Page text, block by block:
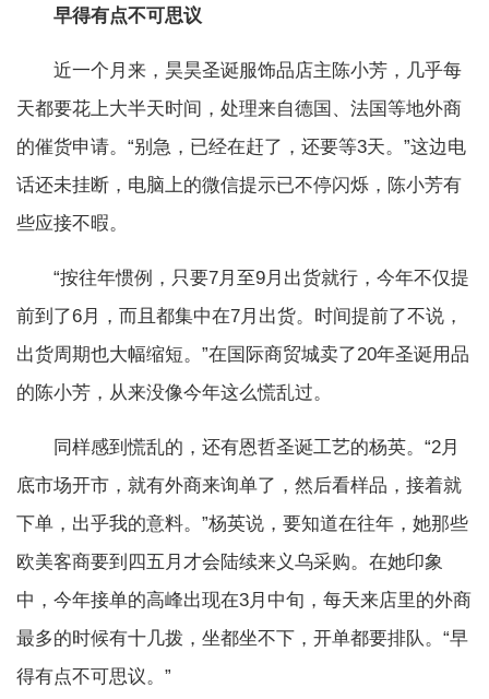
早得有点不可思议
近一个月来，昊昊圣诞服饰品店主陈小芳，几乎每
天都要花上大半天时间，处理来自德国、法国等地外商
的催货申请。“别急，已经在赶了，还要等3天。”这边电
话还未挂断，电脑上的微信提示已不停闪烁，陈小芳有
些应接不暇。
“按往年惯例，只要7月至9月出货就行，今年不仅提
前到了6月，而且都集中在7月出货。时间提前了不说，
出货周期也大幅缩短。”在国际商贸城卖了20年圣诞用品
的陈小芳，从来没像今年这么慌乱过。
同样感到慌乱的，还有恩哲圣诞工艺的杨英。“2月
底市场开市，就有外商来询单了，然后看样品，接着就
下单，出乎我的意料。”杨英说，要知道在往年，她那些
欧美客商要到四五月才会陆续来义乌采购。在她印象
中，今年接单的高峰出现在3月中旬，每天来店里的外商
最多的时候有十几拨，坐都坐不下，开单都要排队。“早
得有点不可思议。”